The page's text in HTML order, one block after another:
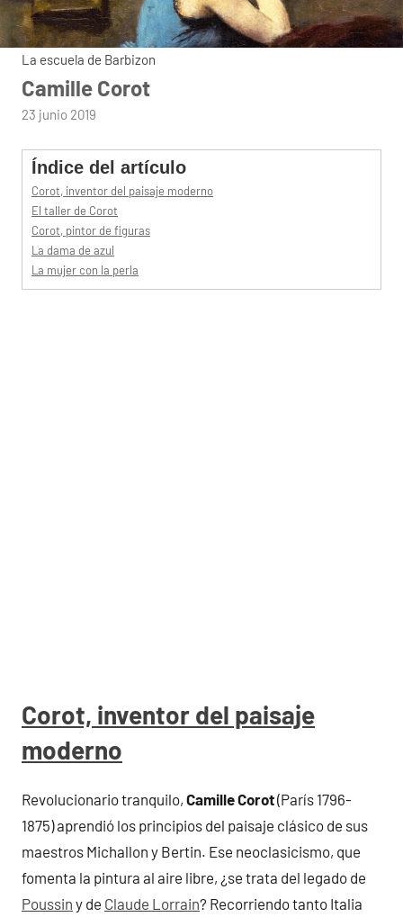
La escuela de Barbizon
Camille Corot
por
23 junio 2019
Índice del artículo
Corot, inventor del paisaje moderno
El taller de Corot
Corot, pintor de figuras
La dama de azul
La mujer con la perla
Corot, inventor del paisaje
moderno
Revolucionario tranquilo, Camille Corot(París 1796-
1875) aprendió los principios del paisaje clásico de sus
maestros Michallon y Bertin. Ese neoclasicismo, que
fomenta la pintura al aire libre, ¿se trata del legado de
Poussin y de Claude Lorrain? Recorriendo tanto Italia